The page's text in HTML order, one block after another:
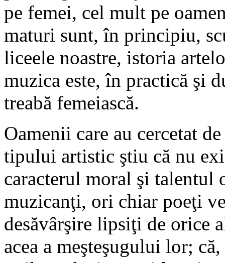
pe femei, cel mult pe
maturi sunt, în principiu,
liceele noastre, istoria
muzica este, în practică şi
treabă femeiască.
Oamenii care au cercetat
tipului artistic ştiu că nu
caracterul moral şi
muzicanţi, ori chiar poeţi
desăvârşire lipsiţi de orice
acea a meşteşugului lor;